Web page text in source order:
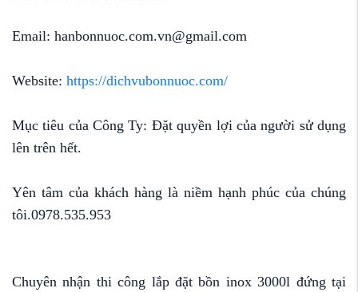
Email: hanbonnuoc.com.vn@gmail.com
Website: https://dichvubonnuoc.com/
Mục tiêu của Công Ty: Đặt quyền lợi của người sử dụng
lên trên hết.
Yên tâm của khách hàng là niềm hạnh phúc của chúng
tôi.0978.535.953
Chuyên nhận thi công lắp đặt bồn inox 3000l đứng tại